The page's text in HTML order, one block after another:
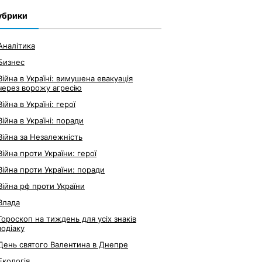
в Україні: вимушена евакуація
ворожу агресію
в Україні: герої
в Україні: поради
за Незалежність
проти України: герої
проти України: поради
рф проти України
на тиждень для усіх знаків
святого Валентина в Днепре